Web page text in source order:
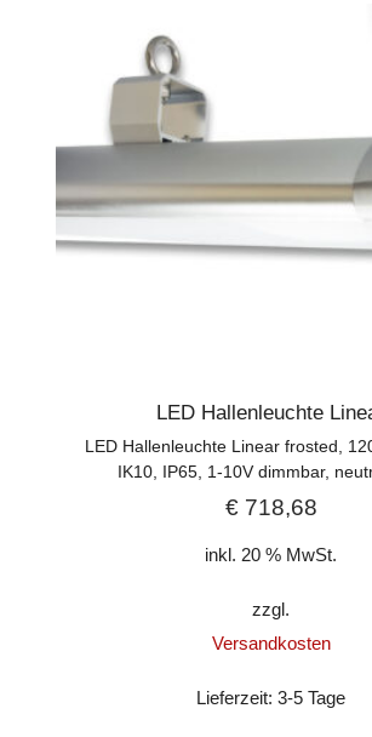
LED Hallenleuchte
LED Hallenleuchte Linear frosted,
IK10, IP65, 1-10V dimmbar,
€718,68
inkl. 20 % MwSt.
zzgl.
Versandkosten
Lieferzeit:3-5 Tage